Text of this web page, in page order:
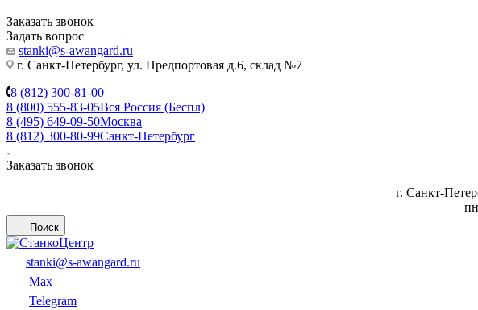
Заказать звонок
Задать вопрос
stanki@s-awangard.ru
г. Санкт-Петербург, ул. Предпортовая д.6, склад №7
8 (812) 300-81-00
8 (800) 555-83-05Вся Россия (Беспл)
8 (495) 649-09-50Москва
8 (812) 300-80-99Санкт-Петербург
Заказать звонок
г. Санкт-
Поиск
stanki@s-awangard.ru
Max
Telegram